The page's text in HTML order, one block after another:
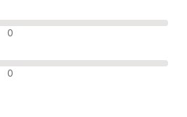
0
0